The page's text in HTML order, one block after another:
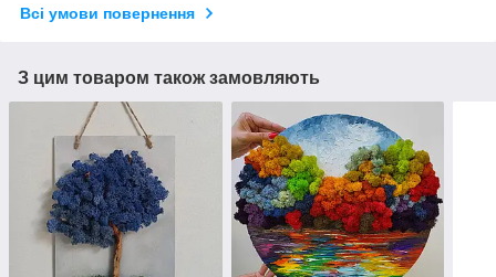
Всі умови повернення
З цим товаром також замовляють